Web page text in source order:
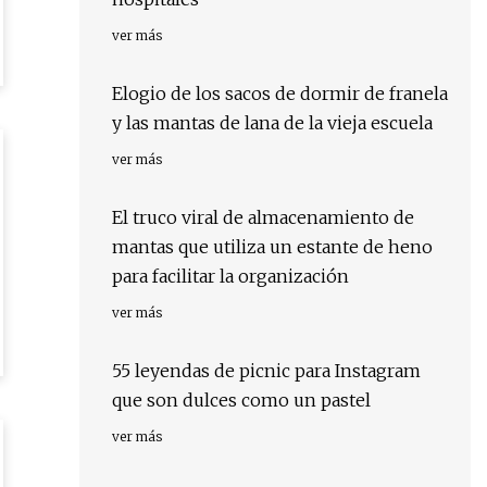
ver más
Elogio de los sacos de dormir de franela
y las mantas de lana de la vieja escuela
ver más
El truco viral de almacenamiento de
mantas que utiliza un estante de heno
para facilitar la organización
ver más
55 leyendas de picnic para Instagram
que son dulces como un pastel
ver más